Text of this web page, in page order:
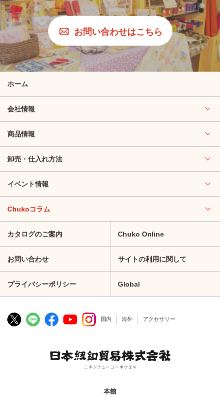
お問い合わせはこちら
ホーム
会社情報
商品情報
卸売・仕入れ方法
イベント情報
Chukoコラム
カタログのご案内 Chuko Online
お問い合わせ サイトの利用に関して
プライバシーポリシー Global
国内 海外 アクセサリー
本館